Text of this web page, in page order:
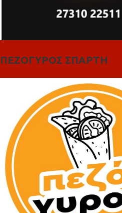
ΠΕΖΟΓΥΡΟΣ ΣΠΑΡΤΗ